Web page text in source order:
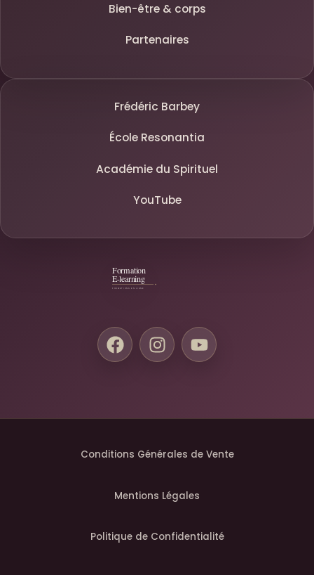
Bien-être & corps
Partenaires
Frédéric Barbey
École Resonantia
Académie du Spirituel
YouTube
Conditions Générales de Vente
Mentions Légales
Politique de Confidentialité